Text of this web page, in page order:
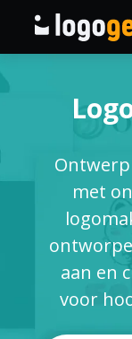
AI
Logo-ideeën
Gedrukte
met
aan en
voor